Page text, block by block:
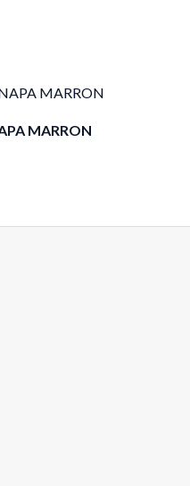
MARRON